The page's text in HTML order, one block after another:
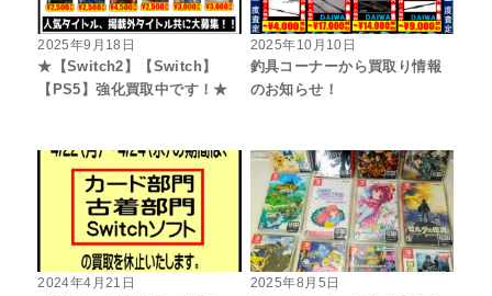
2025年9月18日
★【Switch2】【Switch】
【PS5】強化買取中です！★
2025年10月10日
釣具コーナーから買取り情報
のお知らせ！
2024年4月21日
2025年8月5日